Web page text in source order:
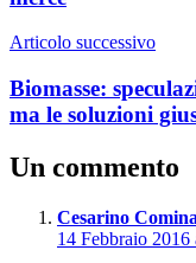
Articolo successivo
Biomasse:
ma le soluzioni
Un commento
Cesarino
14 Febbraio 2016